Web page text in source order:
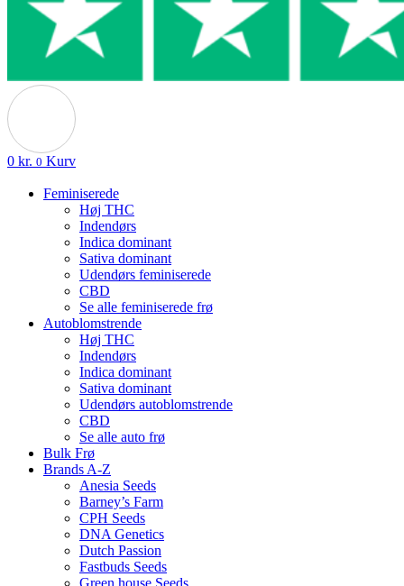
0 kr. 0 Kurv
Feminiserede
Høj THC
Indendørs
Indica dominant
Sativa dominant
Udendørs feminiserede
CBD
Se alle feminiserede frø
Autoblomstrende
Høj THC
Indendørs
Indica dominant
Sativa dominant
Udendørs autoblomstrende
CBD
Se alle auto frø
Bulk Frø
Brands A-Z
Anesia Seeds
Barney’s Farm
CPH Seeds
DNA Genetics
Dutch Passion
Fastbuds Seeds
Green house Seeds